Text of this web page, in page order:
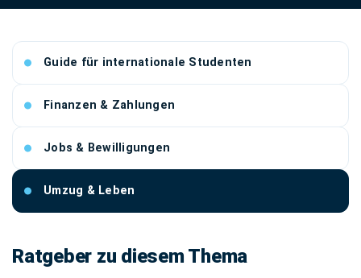
Guide für internationale Studenten
Finanzen & Zahlungen
Jobs & Bewilligungen
Umzug & Leben
Ratgeber zu diesem Thema